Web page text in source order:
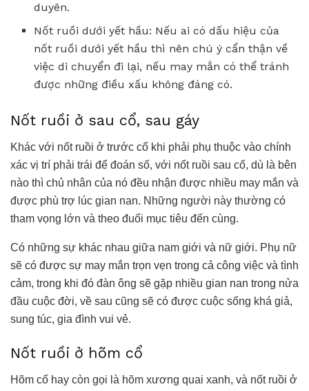
duyên.
Nốt ruồi dưới yết hầu: Nếu ai có dấu hiệu của
nốt ruồi dưới yết hầu thì nên chú ý cẩn thận về
việc di chuyển đi lại, nếu may mắn có thể tránh
được những điều xấu không đáng có.
Nốt ruồi ở sau cổ, sau gáy
Khác với nốt ruồi ở trước cổ khi phải phụ thuộc vào chính
xác vị trí phải trái để đoán số, với nốt ruồi sau cổ, dù là bên
nào thì chủ nhân của nó đều nhận được nhiều may mắn và
được phù trợ lúc gian nan. Những người này thường có
tham vọng lớn và theo đuổi mục tiêu đến cùng.
Có những sự khác nhau giữa nam giới và nữ giới. Phụ nữ
sẽ có được sự may mắn trọn vẹn trong cả công việc và tình
cảm, trong khi đó đàn ông sẽ gặp nhiều gian nan trong nửa
đầu cuộc đời, về sau cũng sẽ có được cuộc sống khá giả,
sung túc, gia đình vui vẻ.
Nốt ruồi ở hõm cổ
Hõm cổ hay còn gọi là hõm xương quai xanh, và nốt ruồi ở